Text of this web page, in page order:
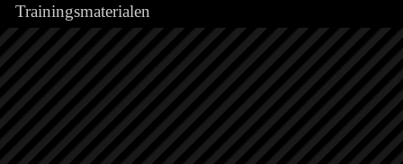
Trainingsmaterialen